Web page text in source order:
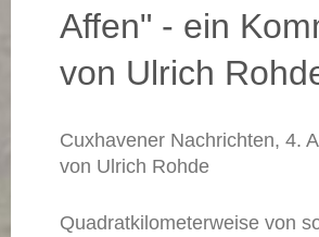
Affen" - ein
von Ulrich
Cuxhavener Nachrichten, 4.
von Ulrich Rohde
Quadratkilometerweise von